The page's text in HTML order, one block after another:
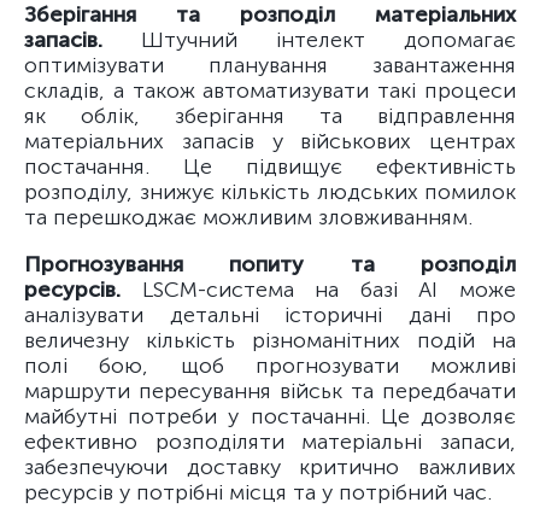
Зберігання та розподіл матеріальних
запасів. Штучний інтелект допомагає
оптимізувати планування завантаження
складів, а також автоматизувати такі процеси
як облік, зберігання та відправлення
матеріальних запасів у військових центрах
постачання. Це підвищує ефективність
розподілу, знижує кількість людських помилок
та перешкоджає можливим зловживанням.
Прогнозування попиту та розподіл
ресурсів. LSCM-система на базі AI може
аналізувати детальні історичні дані про
величезну кількість різноманітних подій на
полі бою, щоб прогнозувати можливі
маршрути пересування військ та передбачати
майбутні потреби у постачанні. Це дозволяє
ефективно розподіляти матеріальні запаси,
забезпечуючи доставку критично важливих
ресурсів у потрібні місця та у потрібний час.